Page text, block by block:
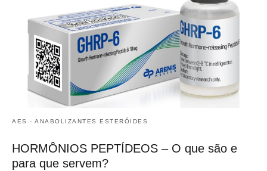
AES - ANABOLIZANTES ESTERÓIDES
HORMÔNIOS PEPTÍDEOS – O que são e
para que servem?